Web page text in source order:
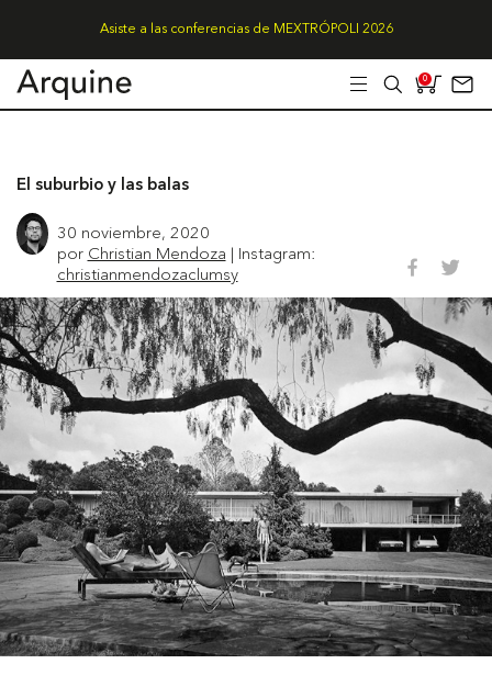
Asiste a las conferencias de MEXTRÓPOLI 2026
0
El suburbio y las balas
30 noviembre, 2020
por Christian Mendoza | Instagram:
christianmendozaclumsy